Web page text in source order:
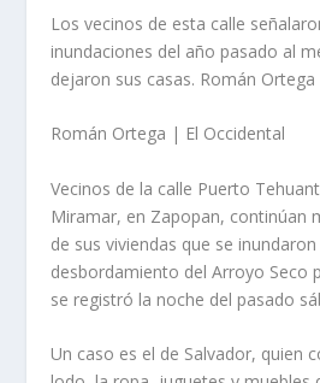
Los vecinos de esta calle
inundaciones del año pasado al
dejaron sus casas. Román
Román Ortega | El Occidental
Vecinos de la calle Puerto
Miramar, en Zapopan, continúan
de sus viviendas que se
desbordamiento del Arroyo Seco
se registró la noche del pasado
Un caso es el de Salvador, quien